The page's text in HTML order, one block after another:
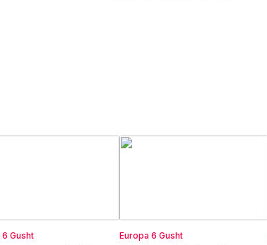
6 Gusht Europa 6 Gusht